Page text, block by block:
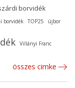
borvidék
borvidék TOP25 újbor
Villányi Franc
összes cimke